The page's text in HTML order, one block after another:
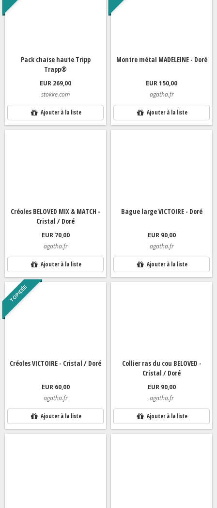
Pack chaise haute Tripp
Trapp®
EUR 269,00
stokke.com
Ajouter à la liste
Montre métal MADELEINE - Doré
EUR 150,00
agatha.fr
Ajouter à la liste
Créoles BELOVED MIX & MATCH -
Cristal / Doré
EUR 70,00
agatha.fr
Ajouter à la liste
Bague large VICTOIRE - Doré
EUR 90,00
agatha.fr
Ajouter à la liste
TOP IDÉE
Créoles VICTOIRE - Cristal / Doré
EUR 60,00
agatha.fr
Ajouter à la liste
Collier ras du cou BELOVED -
Cristal / Doré
EUR 90,00
agatha.fr
Ajouter à la liste